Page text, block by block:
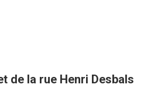
de la rue Henri Desbals